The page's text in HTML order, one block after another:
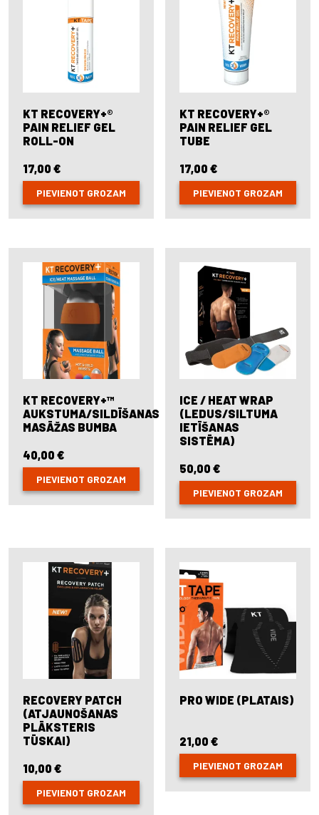
KT RECOVERY+®
PAIN RELIEF GEL
ROLL-ON
17,00 €
PIEVIENOT GROZAM
KT RECOVERY+®
PAIN RELIEF GEL
TUBE
17,00€
PIEVIENOT GROZAM
KT RECOVERY+™
AUKSTUMA/SILDĪŠANAS
MASĀŽAS BUMBA
40,00 €
PIEVIENOT GROZAM
ICE / HEAT WRAP
(LEDUS/SILTUMA
IETĪŠANAS
SISTĒMA)
50,00€
PIEVIENOT GROZAM
RECOVERY PATCH
(ATJAUNOŠANAS
PLĀKSTERIS
TŪSKAI)
10,00 €
PIEVIENOT GROZAM
PRO WIDE (PLATAIS)
21,00€
PIEVIENOT GROZAM